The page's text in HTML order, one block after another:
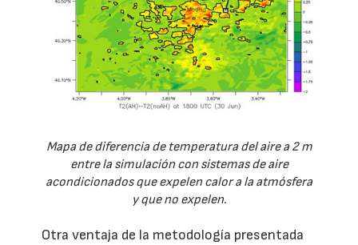
Mapa de diferencia de temperatura del aire a 2 m
entre la simulación con sistemas de aire
acondicionados que expelen calor a la atmósfera
y que no expelen.
Otra ventaja de la metodología presentada